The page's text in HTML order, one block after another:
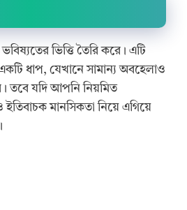
ভিত্তি তৈরি করে। এটি
ধাপ, যেখানে সামান্য অবহেলাও
তবে যদি আপনি নিয়মিত
ইতিবাচক মানসিকতা নিয়ে এগিয়ে